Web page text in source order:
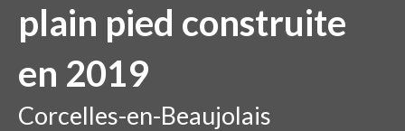
plain pied construite
en 2019
Corcelles-en-Beaujolais